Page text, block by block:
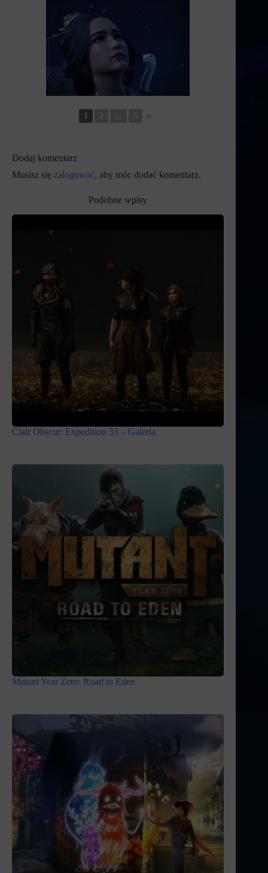
1
Dodaj komentarz
Musisz się zalogować, aby móc dodać komentarz.
Podobne wpisy
Clair Obscur: Expedition 33 – Galeria
Mutant Year Zero: Road to Eden